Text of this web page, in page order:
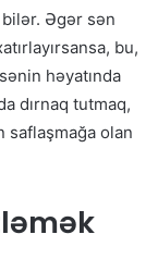
bilər. Əgər sən
bu,
həyatında
dırnaq tutmaq,
saflaşmağa olan